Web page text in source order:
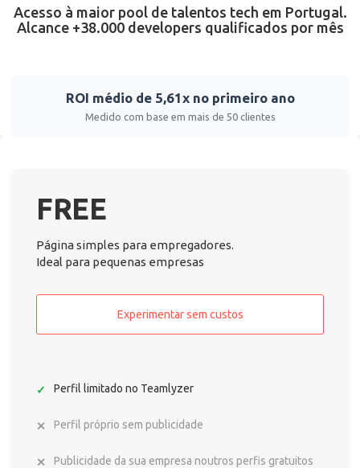
Acesso à maior pool de talentos tech em Portugal.
Alcance +38.000 developers qualificados por mês
ROI médio de 5,61x no primeiro ano
Medido com base em mais de 50 clientes
FREE
Página simples para empregadores.
Ideal para pequenas empresas
Experimentar sem custos
Perfil limitado no Teamlyzer
Perfil próprio sem publicidade
Publicidade da sua empresa noutros perfis gratuitos